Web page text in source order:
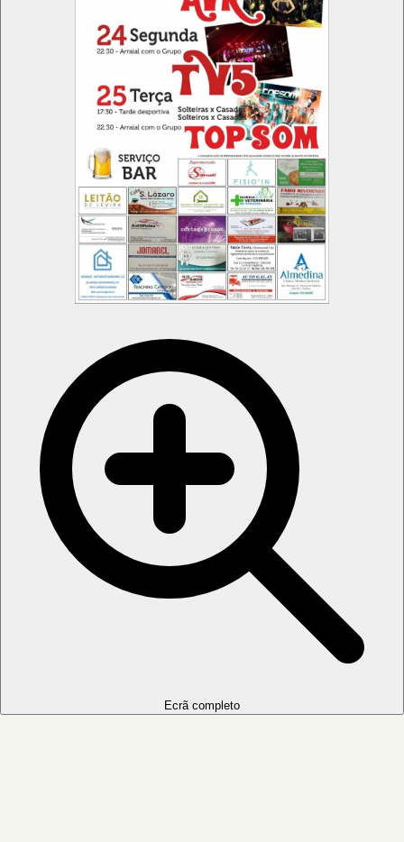
Ecrã completo